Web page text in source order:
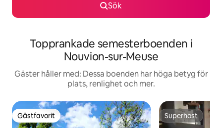
Sök
Topprankade semesterboenden i
Nouvion-sur-Meuse
Gäster håller med: Dessa boenden har höga betyg för
plats, renlighet och mer.
Gästfavorit
Gästfavorit Superhost
Superhost